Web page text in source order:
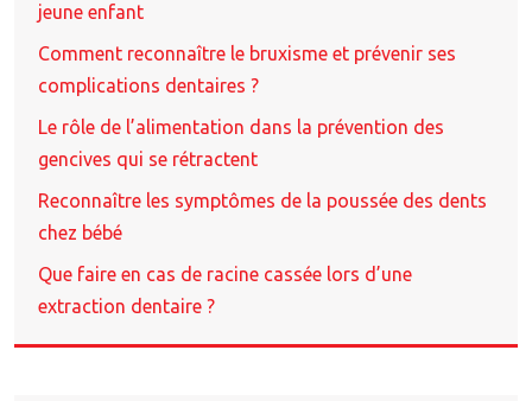
jeune enfant
Comment reconnaître le bruxisme et prévenir ses
complications dentaires ?
Le rôle de l’alimentation dans la prévention des
gencives qui se rétractent
Reconnaître les symptômes de la poussée des dents
chez bébé
Que faire en cas de racine cassée lors d’une
extraction dentaire ?